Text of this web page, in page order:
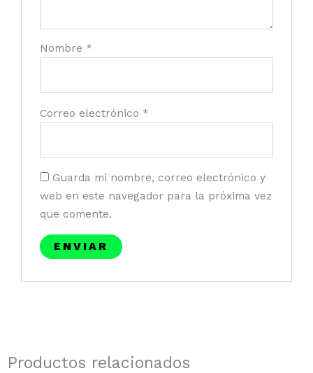
Nombre *
Correo electrónico *
Guarda mi nombre, correo electrónico y
web en este navegador para la próxima vez
que comente.
Productos relacionados